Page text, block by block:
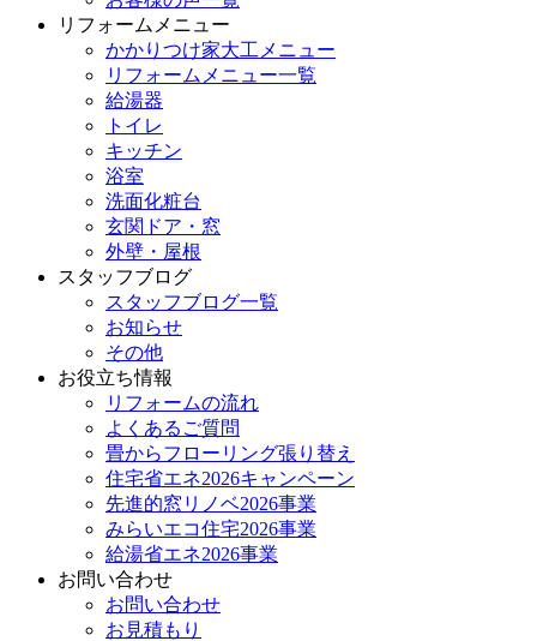
リフォームメニュー
かかりつけ家大工メニュー
リフォームメニュー一覧
給湯器
トイレ
キッチン
浴室
洗面化粧台
玄関ドア・窓
外壁・屋根
スタッフブログ
スタッフブログ一覧
お知らせ
その他
お役立ち情報
リフォームの流れ
よくあるご質問
畳からフローリング張り替え
住宅省エネ2026キャンペーン
先進的窓リノベ2026事業
みらいエコ住宅2026事業
給湯省エネ2026事業
お問い合わせ
お問い合わせ
お見積もり